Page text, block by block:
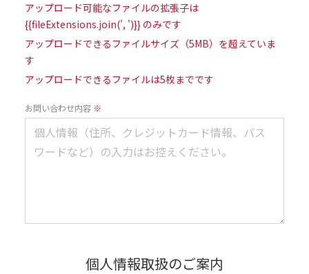
アップロード可能なファイルの拡張子は
{{fileExtensions.join(', ')}} のみです
アップロードできるファイルサイズ（5MB）を超えていま
す
アップロードできるファイルは5枚までです
お問い合わせ内容 ※
個人情報取扱のご案内